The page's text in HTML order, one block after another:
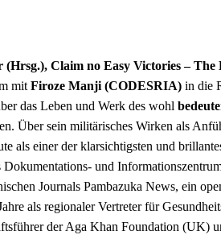
Claim no Easy Victories –
mit Firoze Manji (CODESRIA) in die
das Leben und Werk des wohl
Über sein militärisches Wirken als
als einer der klarsichtigsten und
und
Journals Pambazuka News, ein
als regionaler Vertreter für
der Aga Khan Foundation